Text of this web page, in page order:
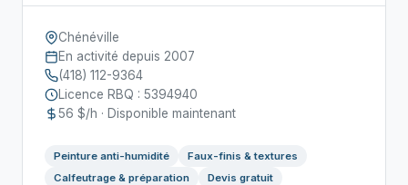
Chénéville
En activité depuis 2007
(418) 112-9364
Licence RBQ : 5394940
56 $/h · Disponible maintenant
Peinture anti-humidité
Faux-finis & textures
Calfeutrage & préparation
Devis gratuit